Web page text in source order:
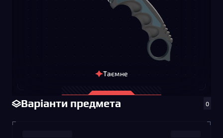
Таємне
Варіанти предмета 0